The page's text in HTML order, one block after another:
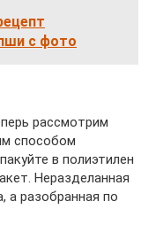
с фото
рассмотрим
способом
в полиэтилен
Неразделанная
а разобранная по